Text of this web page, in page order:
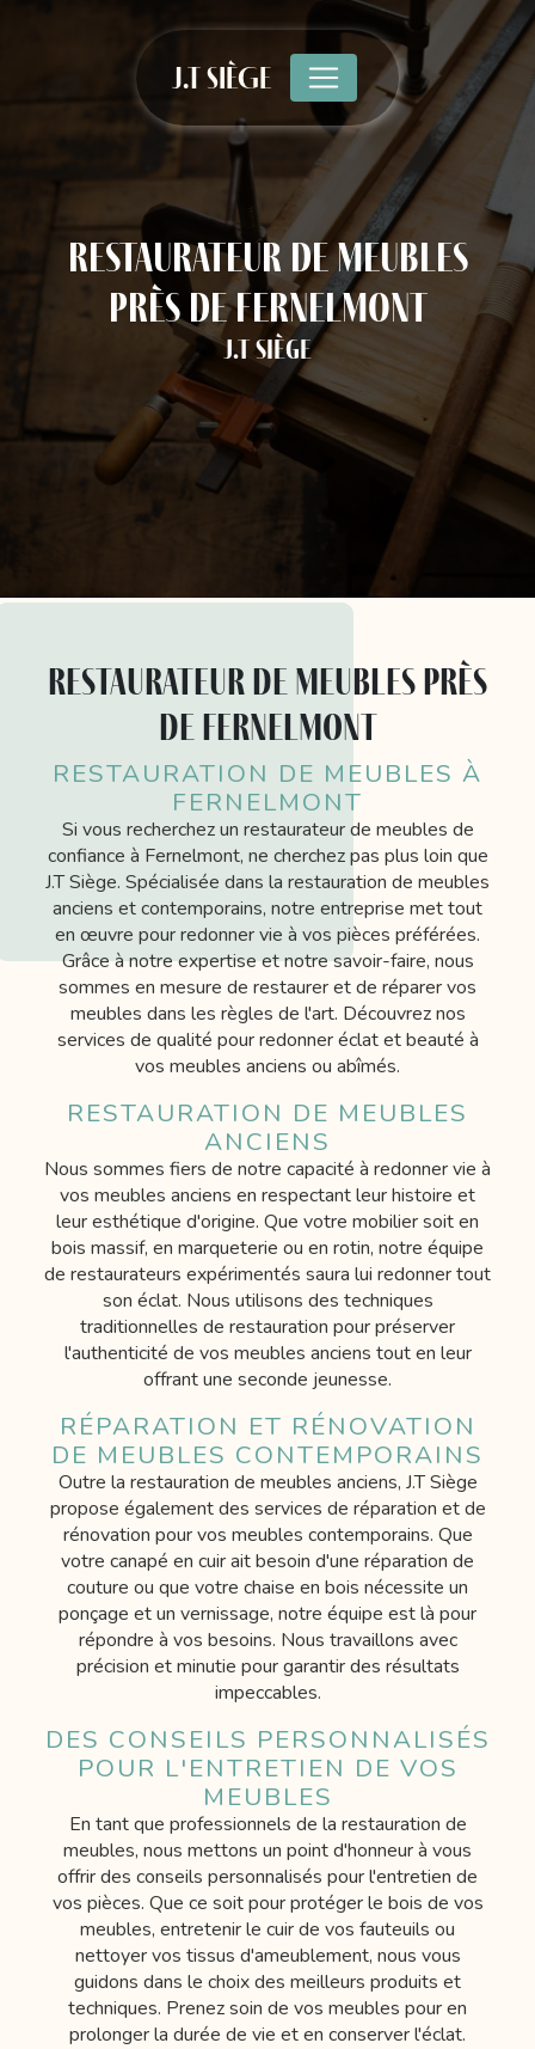
J.T SIÈGE
restaurateur de meubles
près de Fernelmont
J.T Siège
restaurateur de meubles près
de Fernelmont
RESTAURATION DE MEUBLES À
FERNELMONT
Si vous recherchez un restaurateur de meubles de
confiance à Fernelmont, ne cherchez pas plus loin que
J.T Siège. Spécialisée dans la restauration de meubles
anciens et contemporains, notre entreprise met tout
en œuvre pour redonner vie à vos pièces préférées.
Grâce à notre expertise et notre savoir-faire, nous
sommes en mesure de restaurer et de réparer vos
meubles dans les règles de l'art. Découvrez nos
services de qualité pour redonner éclat et beauté à
vos meubles anciens ou abîmés.
RESTAURATION DE MEUBLES
ANCIENS
Nous sommes fiers de notre capacité à redonner vie à
vos meubles anciens en respectant leur histoire et
leur esthétique d'origine. Que votre mobilier soit en
bois massif, en marqueterie ou en rotin, notre équipe
de restaurateurs expérimentés saura lui redonner tout
son éclat. Nous utilisons des techniques
traditionnelles de restauration pour préserver
l'authenticité de vos meubles anciens tout en leur
offrant une seconde jeunesse.
RÉPARATION ET RÉNOVATION
DE MEUBLES CONTEMPORAINS
Outre la restauration de meubles anciens, J.T Siège
propose également des services de réparation et de
rénovation pour vos meubles contemporains. Que
votre canapé en cuir ait besoin d'une réparation de
couture ou que votre chaise en bois nécessite un
ponçage et un vernissage, notre équipe est là pour
répondre à vos besoins. Nous travaillons avec
précision et minutie pour garantir des résultats
impeccables.
DES CONSEILS PERSONNALISÉS
POUR L'ENTRETIEN DE VOS
MEUBLES
En tant que professionnels de la restauration de
meubles, nous mettons un point d'honneur à vous
offrir des conseils personnalisés pour l'entretien de
vos pièces. Que ce soit pour protéger le bois de vos
meubles, entretenir le cuir de vos fauteuils ou
nettoyer vos tissus d'ameublement, nous vous
guidons dans le choix des meilleurs produits et
techniques. Prenez soin de vos meubles pour en
prolonger la durée de vie et en conserver l'éclat.